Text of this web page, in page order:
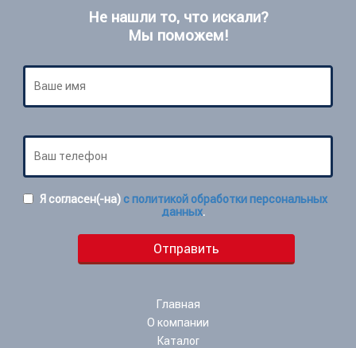
Не нашли то, что искали?
Мы поможем!
Я согласен(-на)с политикой обработки персональных
данных.
Главная
О компании
Каталог